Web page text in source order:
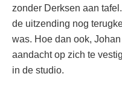
zonder Derksen aan
de uitzending nog
was. Hoe dan ook,
aandacht op zich te
in de studio.